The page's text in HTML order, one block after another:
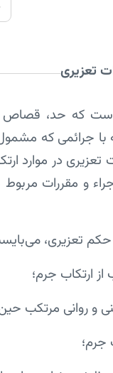
تعزیری
است که حد،
با جرائمی که
تعزیری در موارد
و مقررات
تعزیری،
از ارتکاب جرم؛
روانی مرتکب حین
جرم؛